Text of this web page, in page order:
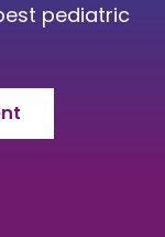
pediatric